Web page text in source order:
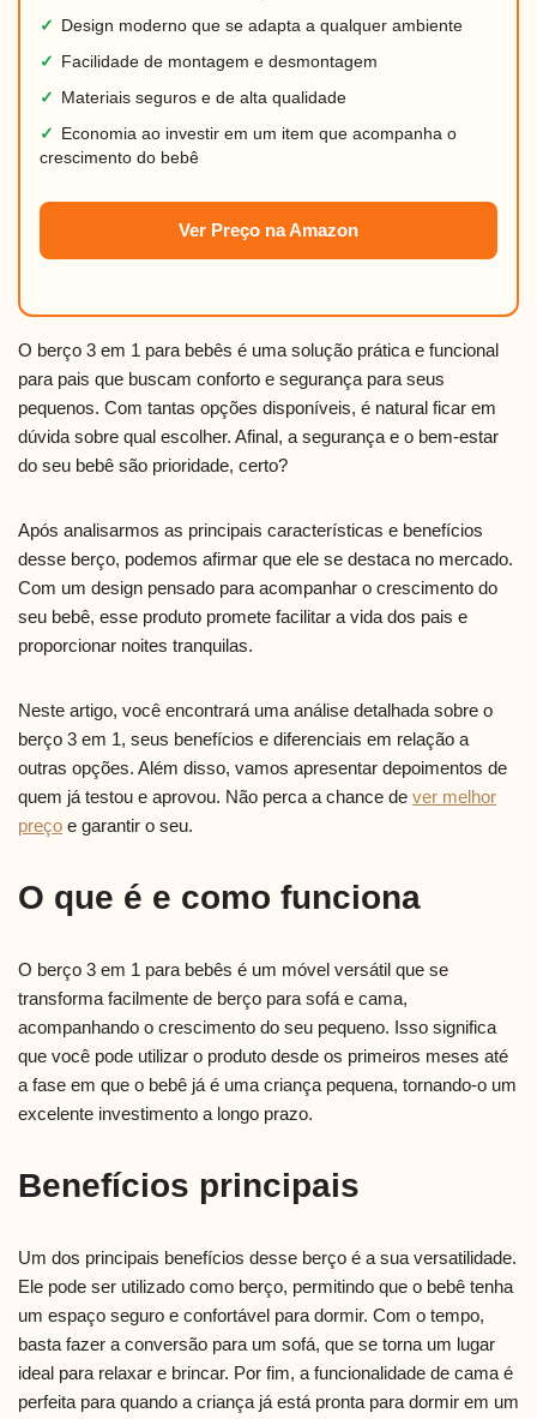
✓
Design moderno que se adapta a qualquer ambiente
✓
Facilidade de montagem e desmontagem
✓
Materiais seguros e de alta qualidade
✓
Economia ao investir em um item que acompanha o
crescimento do bebê
Ver Preço na Amazon
O berço 3 em 1 para bebês é uma solução prática e funcional
para pais que buscam conforto e segurança para seus
pequenos. Com tantas opções disponíveis, é natural ficar em
dúvida sobre qual escolher. Afinal, a segurança e o bem-estar
do seu bebê são prioridade, certo?
Após analisarmos as principais características e benefícios
desse berço, podemos afirmar que ele se destaca no mercado.
Com um design pensado para acompanhar o crescimento do
seu bebê, esse produto promete facilitar a vida dos pais e
proporcionar noites tranquilas.
Neste artigo, você encontrará uma análise detalhada sobre o
berço 3 em 1, seus benefícios e diferenciais em relação a
outras opções. Além disso, vamos apresentar depoimentos de
quem já testou e aprovou. Não perca a chance de ver melhor
preço e garantir o seu.
O que é e como funciona
O berço 3 em 1 para bebês é um móvel versátil que se
transforma facilmente de berço para sofá e cama,
acompanhando o crescimento do seu pequeno. Isso significa
que você pode utilizar o produto desde os primeiros meses até
a fase em que o bebê já é uma criança pequena, tornando-o um
excelente investimento a longo prazo.
Benefícios principais
Um dos principais benefícios desse berço é a sua versatilidade.
Ele pode ser utilizado como berço, permitindo que o bebê tenha
um espaço seguro e confortável para dormir. Com o tempo,
basta fazer a conversão para um sofá, que se torna um lugar
ideal para relaxar e brincar. Por fim, a funcionalidade de cama é
perfeita para quando a criança já está pronta para dormir em um